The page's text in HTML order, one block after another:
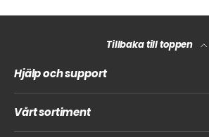
Tillbaka till toppen
Hjälp och support
Vårt sortiment